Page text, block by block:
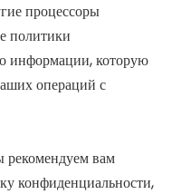
процессоры
политики
информации, которую
операций с
рекомендуем вам
конфиденциальности,